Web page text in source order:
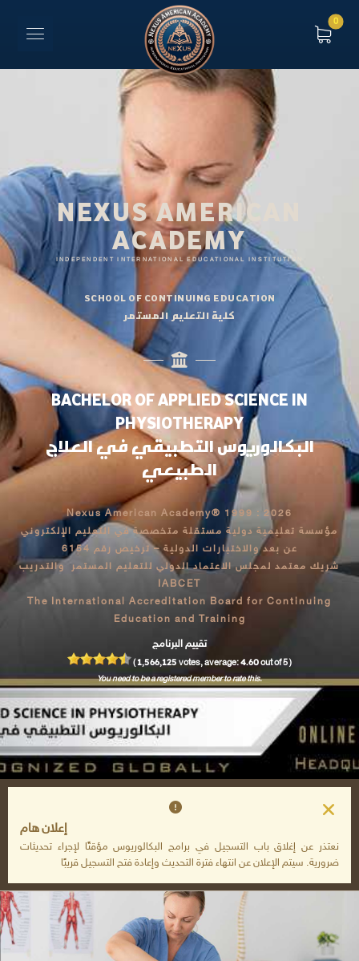
NEXUS AMERICAN
ACADEMY
INDEPENDENT INTERNATIONAL EDUCATIONAL INSTITUTION
SCHOOL OF CONTINUING EDUCATION
كلية التعليم المستمر
BACHELOR OF APPLIED SCIENCE IN
PHYSIOTHERAPY
البكالوريوس التطبيقي في العلاج
الطبيعي
Nexus American Academy® 1999 : 2026
مؤسسة تعليمية دولية مستقلة متخصصة في التعليم الإلكتروني
عن بعد والاختبارات الدولية – ترخيص رقم 6154
شريك معتمد لمجلس الاعتماد الدولي للتعليم المستمر والتدريب
IABCET
The International Accreditation Board for Continuing
Education and Training
تقييم البرنامج
(1,566,125 votes, average:4.60out of 5 )
You need to be a registered member to rate this.
إعلان هام
نعتذر عن إغلاق باب التسجيل في برامج البكالوريوس مؤقتًا لإجراء تحديثات
ضرورية. سيتم الإعلان عن انتهاء فترة التحديث وإعادة فتح التسجيل قريبًا